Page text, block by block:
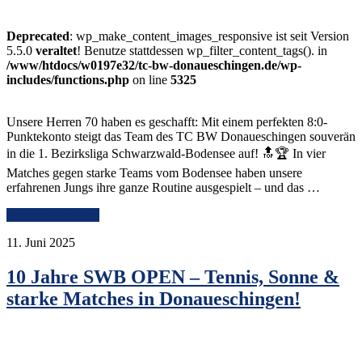
Deprecated: wp_make_content_images_responsive ist seit Version
5.5.0 veraltet! Benutze stattdessen wp_filter_content_tags(). in
/www/htdocs/w0197e32/tc-bw-donaueschingen.de/wp-
includes/functions.php on line 5325
Unsere Herren 70 haben es geschafft: Mit einem perfekten 8:0-
Punktekonto steigt das Team des TC BW Donaueschingen souverän
in die 1. Bezirksliga Schwarzwald-Bodensee auf! 🔝🏆 In vier
Matches gegen starke Teams vom Bodensee haben unsere
erfahrenen Jungs ihre ganze Routine ausgespielt – und das …
11. Juni 2025
10 Jahre SWB OPEN – Tennis, Sonne &
starke Matches in Donaueschingen!